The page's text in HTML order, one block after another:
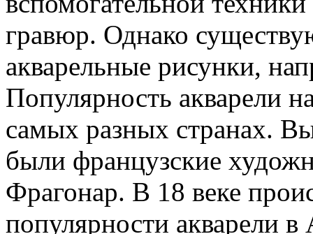
гравюр. Однако
акварельные рисунки,
Популярность акварели
самых разных странах.
были французские
Фрагонар. В 18 веке
популярности акварели в